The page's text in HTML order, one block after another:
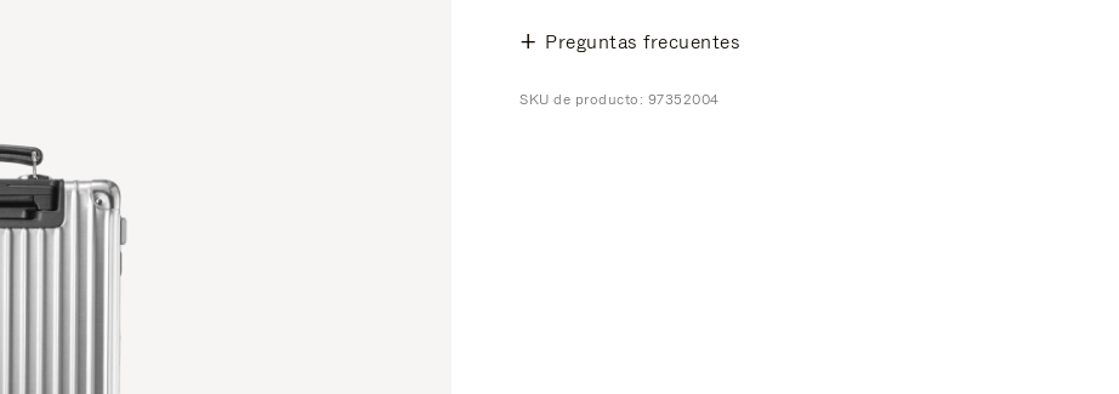
Preguntas frecuentes
SKU de producto: 97352004